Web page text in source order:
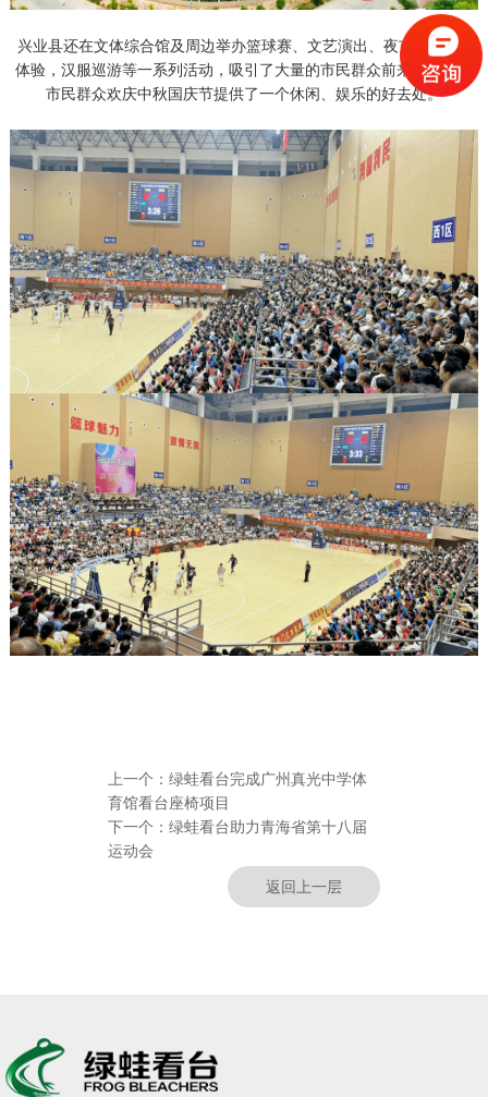
兴业县还在文体综合馆及周边举办篮球赛、文艺演出、夜市街、剪纸
体验，汉服巡游等一系列活动，吸引了大量的市民群众前来打卡，为
市民群众欢庆中秋国庆节提供了一个休闲、娱乐的好去处。
上一个： 绿蛙看台完成广州真光中学体
育馆看台座椅项目
下一个： 绿蛙看台助力青海省第十八届
运动会
返回上一层